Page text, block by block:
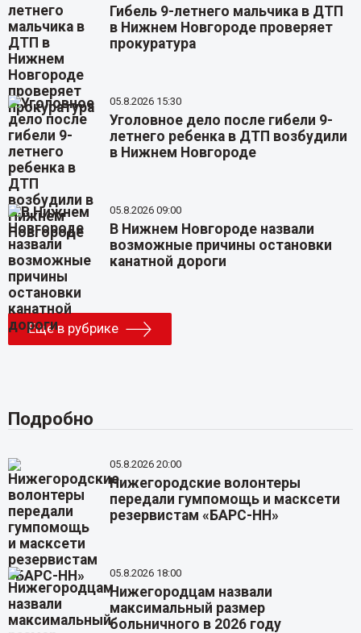
Гибель 9-летнего мальчика в ДТП
в Нижнем Новгороде проверяет
прокуратура
05.8.2026 15:30
Уголовное дело после гибели 9-
летнего ребенка в ДТП возбудили
в Нижнем Новгороде
05.8.2026 09:00
В Нижнем Новгороде назвали
возможные причины остановки
канатной дороги
Еще в рубрике
Подробно
05.8.2026 20:00
Нижегородские волонтеры
передали гумпомощь и масксети
резервистам «БАРС-НН»
05.8.2026 18:00
Нижегородцам назвали
максимальный размер
больничного в 2026 году